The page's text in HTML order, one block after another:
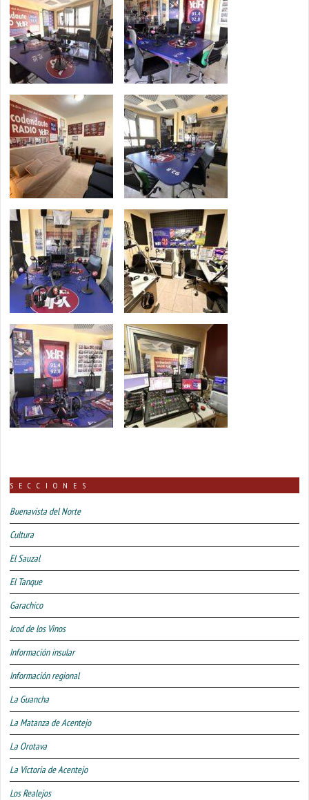
SECCIONES
Buenavista del Norte
Cultura
El Sauzal
El Tanque
Garachico
Icod de los Vinos
Información insular
Información regional
La Guancha
La Matanza de Acentejo
La Orotava
La Victoria de Acentejo
Los Realejos